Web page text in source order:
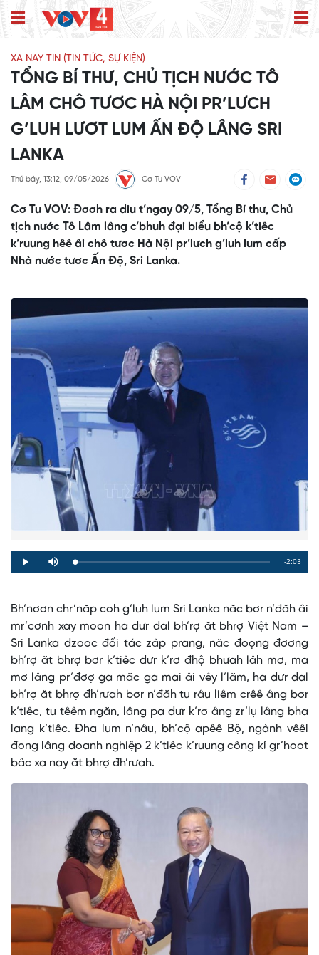
XA NAY TIN (TIN TỨC, SỰ KIỆN)
TỔNG BÍ THƯ, CHỦ TỊCH NƯỚC TÔ
LÂM CHÔ TƯƠC HÀ NỘI PR’LƯCH
G’LUH LƯƠT LUM ẤN ĐỘ LÂNG SRI
LANKA
Thứ bảy, 13:12, 09/05/2026 Cơ Tu VOV
Cơ Tu VOV: Đơơh ra diu t’ngay 09/5, Tổng Bí thư, Chủ
tịch nước Tô Lâm lâng c’bhuh đại biểu bh’cộ k’tiêc
k’ruung hêê âi chô tươc Hà Nội pr’lưch g’luh lum cấp
Nhà nước tươc Ấn Độ, Sri Lanka.
Play Mute Loaded:
0%
Progress:
0%
Remaining
-2:03
Bh’nơơn chr’năp coh g’luh lum Sri Lanka năc bơr n’đăh âi
mr’cơnh xay moon ha dưr dal bh’rợ ăt bhrợ Việt Nam –
Sri Lanka dzooc đối tác zâp prang, năc đoọng đơơng
bh’rợ ăt bhrợ bơr k’tiêc dưr k’rơ đhộ bhưah lâh mơ, ma
mơ lâng pr’đơợ ga măc ga mai âi vêy l’lăm, ha dưr dal
bh’rợ ăt bhrợ đh’rưah bơr n’đăh tu râu liêm crêê âng bơr
k’tiêc, tu têêm ngăn, lâng pa dưr k’rơ âng zr’lụ lâng bha
lang k’tiêc. Đha lum n’nâu, bh’cộ apêê Bộ, ngành vêêl
đong lâng doanh nghiệp 2 k’tiêc k’ruung công kí gr’hoot
bâc xa nay ăt bhrợ đh’rưah.